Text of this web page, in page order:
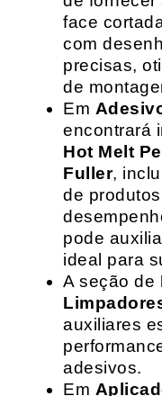
face
com
precisas,
de
Em
encontrará
Hot Melt
Fuller,
de
pode
ideal para
A seção de
auxiliares
adesivos.
Em